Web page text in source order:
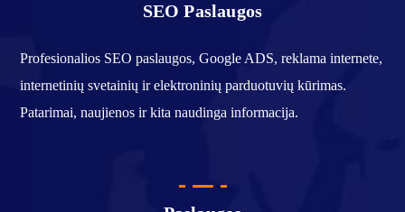
SEO Paslaugos
Profesionalios SEO paslaugos, Google ADS, reklama internete,
internetinių svetainių ir elektroninių parduotuvių kūrimas.
Patarimai, naujienos ir kita naudinga informacija.